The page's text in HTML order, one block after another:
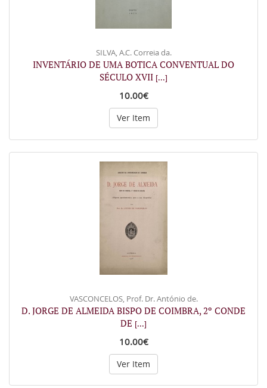
SILVA, A.C. Correia da.
INVENTÁRIO DE UMA BOTICA CONVENTUAL DO
SÉCULO XVII [...]
10.00€
Ver Item
VASCONCELOS, Prof. Dr. António de.
D. JORGE DE ALMEIDA BISPO DE COIMBRA, 2º CONDE
DE [...]
10.00€
Ver Item